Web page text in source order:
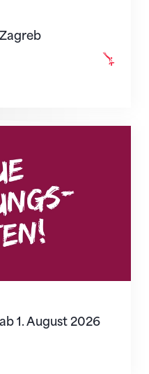
1. August 2026
August 2026